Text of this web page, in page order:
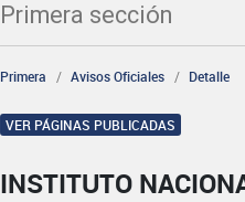
Primera sección
Primera Avisos Oficiales Detalle
VER PÁGINAS PUBLICADAS
INSTITUTO